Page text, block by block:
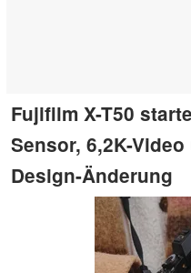
Fujifilm X-T50
Sensor, 6,2K-
Design-Änderung